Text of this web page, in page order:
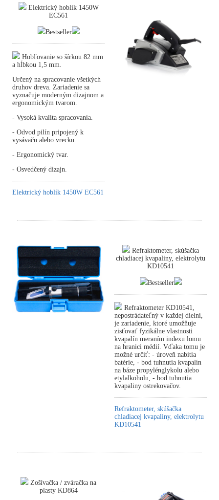
Elektrický hoblík 1450W
EC561
Bestseller
Hobľovanie so šírkou 82 mm
a hĺbkou 1,5 mm.
Určený na spracovanie všetkých
druhov dreva. Zariadenie sa
vyznačuje moderným dizajnom a
ergonomickým tvarom.
- Vysoká kvalita spracovania.
- Odvod pilín pripojený k
vysávaču alebo vrecku.
- Ergonomický tvar.
- Osvedčený dizajn.
Elektrický hoblík 1450W EC561
Refraktometer, skúšačka
chladiacej kvapaliny, elektrolytu
KD10541
Bestseller
Refraktometer KD10541,
nepostrádateľný v každej dielni,
je zariadenie, ktoré umožňuje
zisťovať fyzikálne vlastnosti
kvapalín meraním indexu lomu
na hranici médií. Vďaka tomu je
možné určiť: - úroveň nabitia
batérie, - bod tuhnutia kvapalín
na báze propylénglykolu alebo
etylalkoholu, - bod tuhnutia
kvapaliny ostrekovačov.
Refraktometer, skúšačka
chladiacej kvapaliny, elektrolytu
KD10541
Zošívačka / zváračka na
plasty KD864